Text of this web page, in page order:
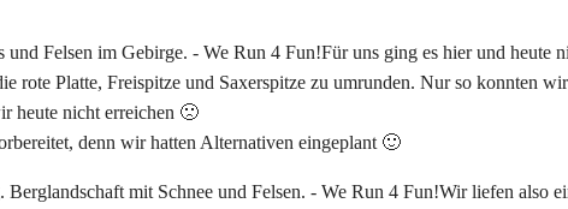
Für uns ging es hier und heute
rote Platte, Freispitze und Saxerspitze zu umrunden. Nur so konnten
heute nicht erreichen 🙁
denn wir hatten Alternativen eingeplant 🙂
Wir liefen also